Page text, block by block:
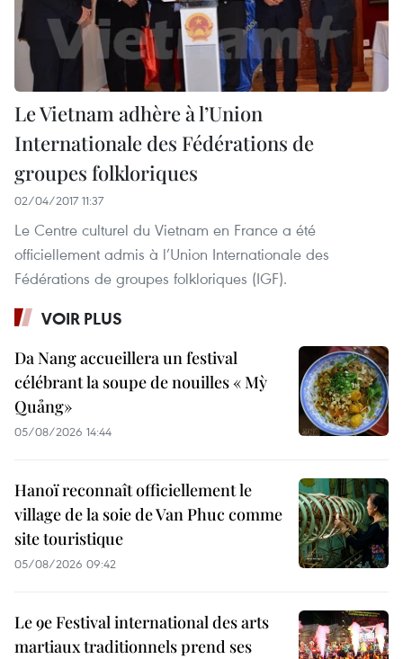
Le Vietnam adhère à l’Union
Internationale des Fédérations de
groupes folkloriques
02/04/2017 11:37
Le Centre culturel du Vietnam en France a été
officiellement admis à l’Union Internationale des
Fédérations de groupes folkloriques (IGF).
VOIR PLUS
Da Nang accueillera un festival
célébrant la soupe de nouilles « Mỳ
Quảng»
05/08/2026 14:44
Hanoï reconnaît officiellement le
village de la soie de Van Phuc comme
site touristique
05/08/2026 09:42
Le 9e Festival international des arts
martiaux traditionnels prend ses